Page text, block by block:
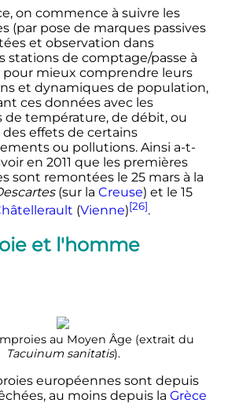
on commence à suivre les
(par pose de marques passives
et observation dans
stations de comptage/passe à
pour mieux comprendre leurs
et dynamiques de population,
ces données avec les
de température, de débit, ou
des effets de certains
ou pollutions. Ainsi a-t-
en 2011 que les premières
sont remontées le 25 marsà la
(sur la Creuse) et le 15
(Vienne)[26].
et l'homme
au Moyen Âge (extrait du
Tacuinum sanitatis).
européennes sont depuis
au moins depuis la Grèce